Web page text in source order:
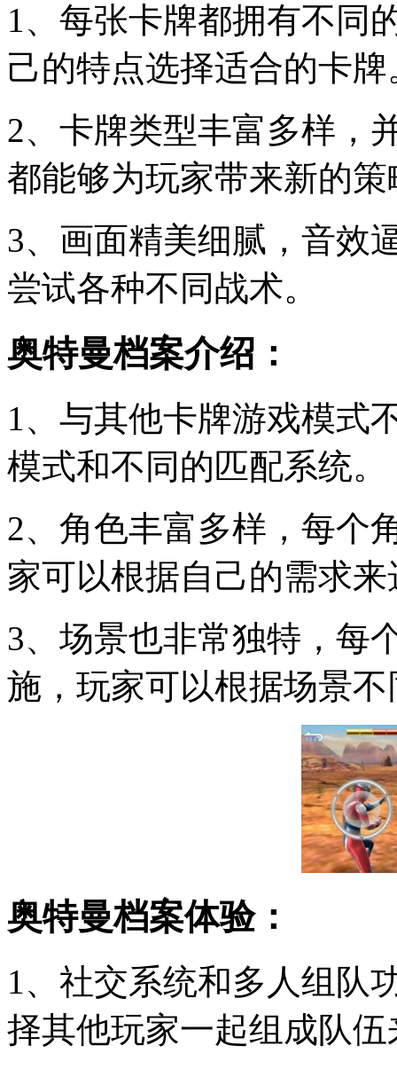
1、每张卡牌都拥有不同
己的特点选择适合的卡牌
2、卡牌类型丰富多样，
都能够为玩家带来新的
3、画面精美细腻，音效
尝试各种不同战术。
奥特曼档案介绍：
1、与其他卡牌游戏模式
模式和不同的匹配系统。
2、角色丰富多样，每个
家可以根据自己的需求
3、场景也非常独特，每
施，玩家可以根据场景
奥特曼档案体验：
1、社交系统和多人组队
择其他玩家一起组成队